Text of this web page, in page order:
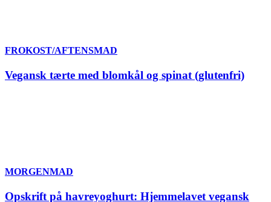
FROKOST/AFTENSMAD
Vegansk tærte med blomkål og spinat (glutenfri)
MORGENMAD
Opskrift på havreyoghurt: Hjemmelavet vegansk